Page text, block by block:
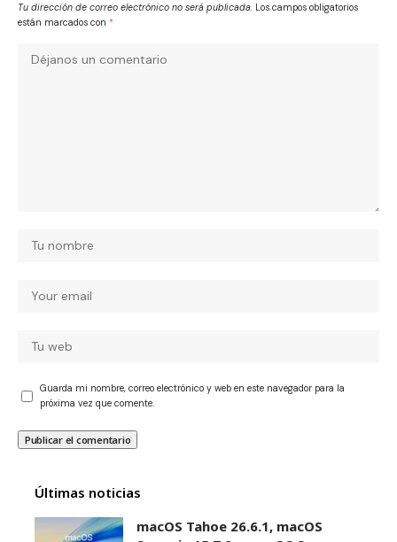
Tu dirección de correo electrónico no será publicada. Los campos obligatorios
están marcados con *
Guarda mi nombre, correo electrónico y web en este navegador para la
próxima vez que comente.
Últimas noticias
macOS Tahoe 26.6.1, macOS